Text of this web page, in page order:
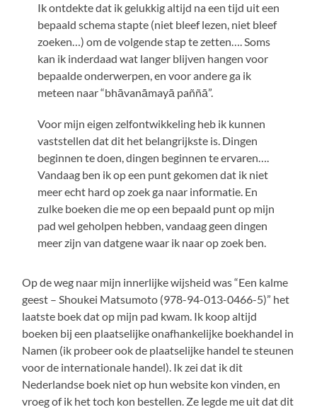
Ik ontdekte dat ik gelukkig altijd na een tijd uit een
bepaald schema stapte (niet bleef lezen, niet bleef
zoeken…) om de volgende stap te zetten…. Soms
kan ik inderdaad wat langer blijven hangen voor
bepaalde onderwerpen, en voor andere ga ik
meteen naar “bhāvanāmayā paññā”.
Voor mijn eigen zelfontwikkeling heb ik kunnen
vaststellen dat dit het belangrijkste is. Dingen
beginnen te doen, dingen beginnen te ervaren….
Vandaag ben ik op een punt gekomen dat ik niet
meer echt hard op zoek ga naar informatie. En
zulke boeken die me op een bepaald punt op mijn
pad wel geholpen hebben, vandaag geen dingen
meer zijn van datgene waar ik naar op zoek ben.
Op de weg naar mijn innerlijke wijsheid was “Een kalme
geest – Shoukei Matsumoto (978-94-013-0466-5)” het
laatste boek dat op mijn pad kwam. Ik koop altijd
boeken bij een plaatselijke onafhankelijke boekhandel in
Namen (ik probeer ook de plaatselijke handel te steunen
voor de internationale handel). Ik zei dat ik dit
Nederlandse boek niet op hun website kon vinden, en
vroeg of ik het toch kon bestellen. Ze legde me uit dat dit